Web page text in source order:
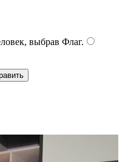
выбрав Флаг.